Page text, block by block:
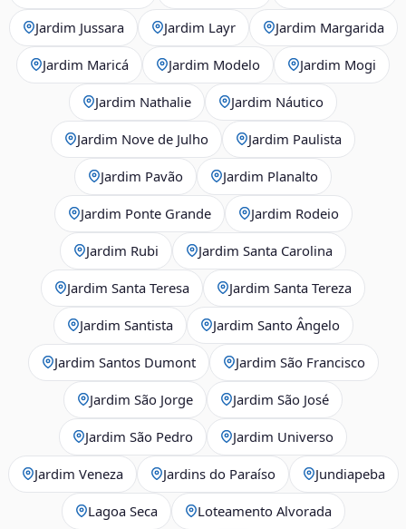
Jardim Jussara Jardim Layr Jardim Margarida
Jardim Maricá Jardim Modelo Jardim Mogi
Jardim Nathalie Jardim Náutico
Jardim Nove de Julho Jardim Paulista
Jardim Pavão Jardim Planalto
Jardim Ponte Grande Jardim Rodeio
Jardim Rubi Jardim Santa Carolina
Jardim Santa Teresa Jardim Santa Tereza
Jardim Santista Jardim Santo Ângelo
Jardim Santos Dumont Jardim São Francisco
Jardim São Jorge Jardim São José
Jardim São Pedro Jardim Universo
Jardim Veneza Jardins do Paraíso Jundiapeba
Lagoa Seca Loteamento Alvorada